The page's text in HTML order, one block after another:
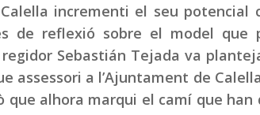
incrementi el seu potencial
de reflexió sobre el model que
Sebastián Tejada va
assessori a l’Ajuntament de
alhora marqui el camí que han